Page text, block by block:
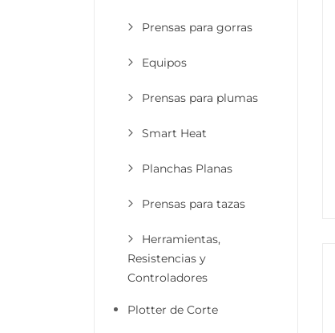
Prensas para gorras
Equipos
Prensas para plumas
Smart Heat
Planchas Planas
Prensas para tazas
Herramientas,
Resistencias y
Controladores
Plotter de Corte